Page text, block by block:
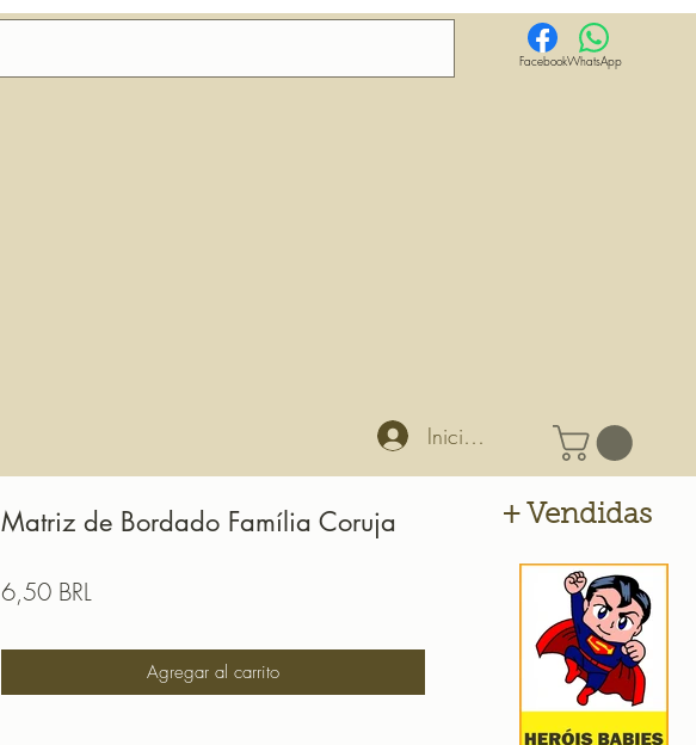
FacebookWhatsApp
Iniciar sesión
Matriz de Bordado Família Coruja
6,50 BRL
Agregar al carrito
+ Vendidas